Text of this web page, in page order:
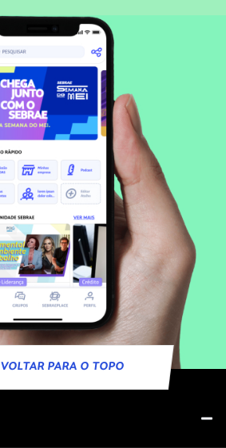
VOLTAR PARA O TOPO